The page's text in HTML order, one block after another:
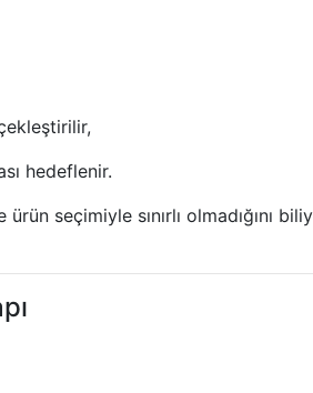
hedeflenir.
seçimiyle sınırlı